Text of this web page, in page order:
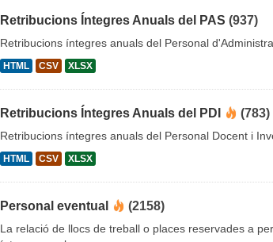
Retribucions Íntegres Anuals del PAS (937)
Retribucions íntegres anuals del Personal
HTML CSV XLSX
Retribucions Íntegres Anuals del PDI (783)
Retribucions íntegres anuals del Personal Docent i
HTML CSV XLSX
Personal eventual (2158)
La relació de llocs de treball o places reservades a